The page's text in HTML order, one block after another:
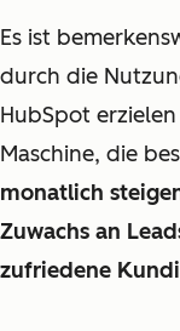
Es ist
durch die
HubSpot
Maschine, die
monatlich
Zuwachs an
zufriedene